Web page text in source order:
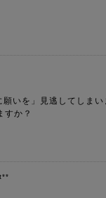
いを」見逃してしまい
すか？